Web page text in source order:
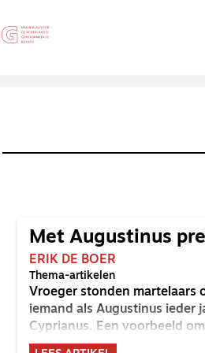
Met Augustinus
ERIK DE BOER
Thema-artikelen
Vroeger stonden martelaars
iemand als Augustinus ieder
Cyprianus. Een voorbeeld